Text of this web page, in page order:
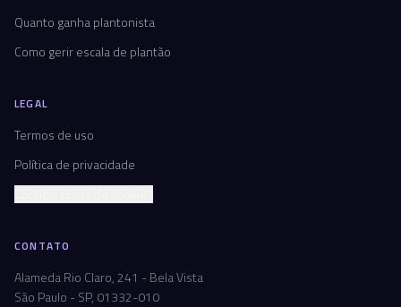
Quanto ganha plantonista
Como gerir escala de plantão
LEGAL
Termos de uso
Política de privacidade
CONTATO
Alameda Rio Claro, 241 - Bela Vista
São Paulo - SP, 01332-010